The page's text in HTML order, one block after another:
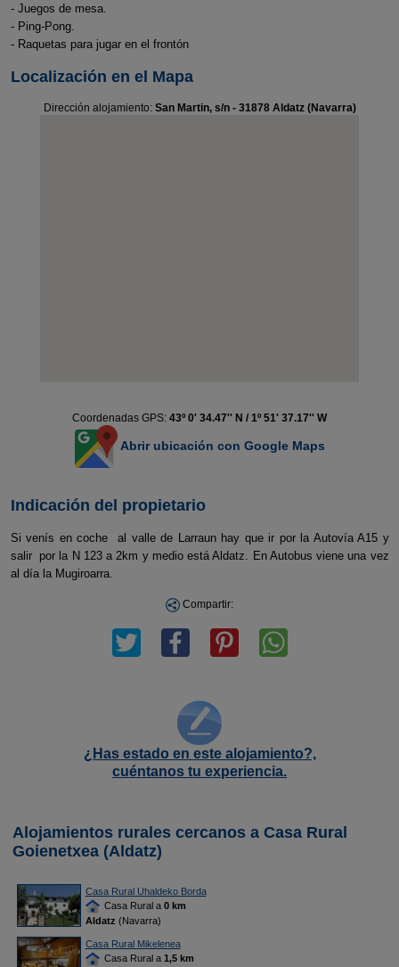
- Juegos de mesa.
- Ping-Pong.
- Raquetas para jugar en el frontón
Localización en el Mapa
Dirección alojamiento: San Martin, s/n - 31878 Aldatz (Navarra)
Coordenadas GPS: 43º 0' 34.47'' N / 1º 51' 37.17'' W
Abrir ubicación con Google Maps
Indicación del propietario
Si venís en coche al valle de Larraun hay que ir por la Autovía A15 y
salir por la N 123 a 2km y medio está Aldatz. En Autobus viene una vez
al día la Mugiroarra.
Compartir:
¿Has estado en este alojamiento?,
cuéntanos tu experiencia.
Alojamientos rurales cercanos a Casa Rural
Goienetxea (Aldatz)
Casa Rural Uhaldeko Borda
Casa Rural a 0 km
Aldatz (Navarra)
Casa Rural Mikelenea
Casa Rural a 1,5 km